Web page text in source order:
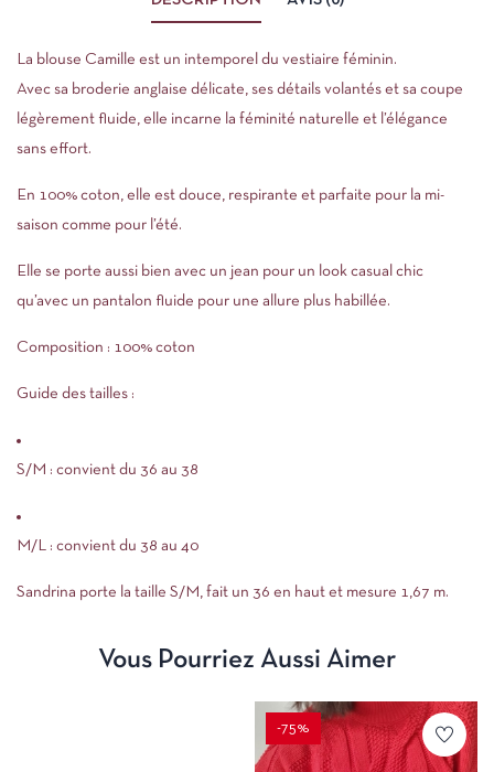
La blouse Camille est un intemporel du vestiaire féminin.
Avec sa broderie anglaise délicate, ses détails volantés et sa coupe
légèrement fluide, elle incarne la féminité naturelle et l’élégance
sans effort.
En 100% coton, elle est douce, respirante et parfaite pour la mi-
saison comme pour l’été.
Elle se porte aussi bien avec un jean pour un look casual chic
qu’avec un pantalon fluide pour une allure plus habillée.
Composition : 100% coton
Guide des tailles :
S/M : convient du 36 au 38
M/L : convient du 38 au 40
Sandrina porte la taille S/M, fait un 36 en haut et mesure 1,67 m.
Vous Pourriez Aussi Aimer
-75%